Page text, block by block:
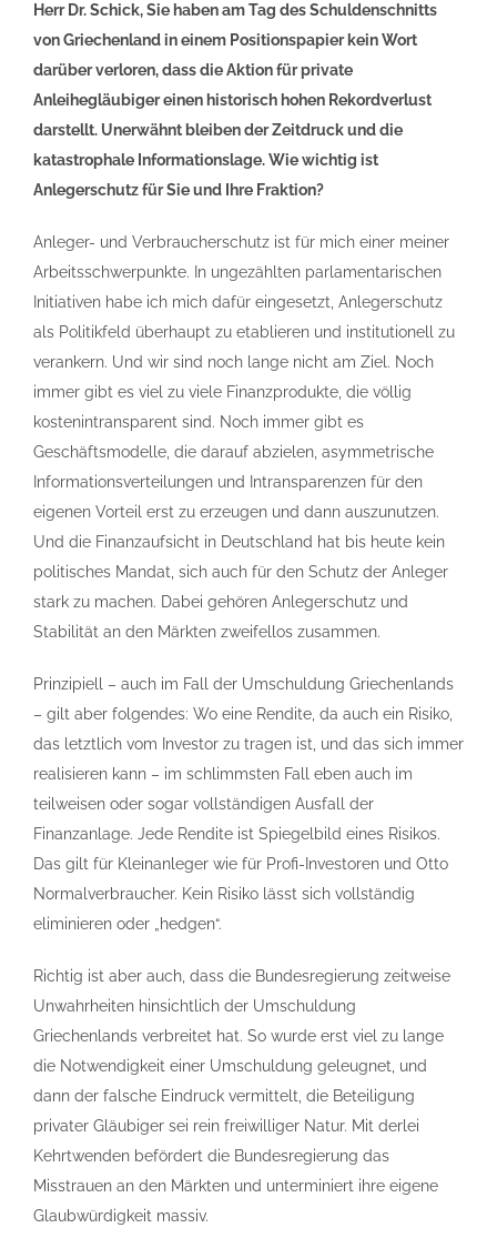
Herr Dr. Schick, Sie haben am Tag des Schuldenschnitts
von Griechenland in einem Positionspapier kein Wort
darüber verloren, dass die Aktion für private
Anleihegläubiger einen historisch hohen Rekordverlust
darstellt. Unerwähnt bleiben der Zeitdruck und die
katastrophale Informationslage. Wie wichtig ist
Anlegerschutz für Sie und Ihre Fraktion?
Anleger- und Verbraucherschutz ist für mich einer meiner
Arbeitsschwerpunkte. In ungezählten parlamentarischen
Initiativen habe ich mich dafür eingesetzt, Anlegerschutz
als Politikfeld überhaupt zu etablieren und institutionell zu
verankern. Und wir sind noch lange nicht am Ziel. Noch
immer gibt es viel zu viele Finanzprodukte, die völlig
kostenintransparent sind. Noch immer gibt es
Geschäftsmodelle, die darauf abzielen, asymmetrische
Informationsverteilungen und Intransparenzen für den
eigenen Vorteil erst zu erzeugen und dann auszunutzen.
Und die Finanzaufsicht in Deutschland hat bis heute kein
politisches Mandat, sich auch für den Schutz der Anleger
stark zu machen. Dabei gehören Anlegerschutz und
Stabilität an den Märkten zweifellos zusammen.
Prinzipiell – auch im Fall der Umschuldung Griechenlands
– gilt aber folgendes: Wo eine Rendite, da auch ein Risiko,
das letztlich vom Investor zu tragen ist, und das sich immer
realisieren kann – im schlimmsten Fall eben auch im
teilweisen oder sogar vollständigen Ausfall der
Finanzanlage. Jede Rendite ist Spiegelbild eines Risikos.
Das gilt für Kleinanleger wie für Profi-Investoren und Otto
Normalverbraucher. Kein Risiko lässt sich vollständig
eliminieren oder „hedgen“.
Richtig ist aber auch, dass die Bundesregierung zeitweise
Unwahrheiten hinsichtlich der Umschuldung
Griechenlands verbreitet hat. So wurde erst viel zu lange
die Notwendigkeit einer Umschuldung geleugnet, und
dann der falsche Eindruck vermittelt, die Beteiligung
privater Gläubiger sei rein freiwilliger Natur. Mit derlei
Kehrtwenden befördert die Bundesregierung das
Misstrauen an den Märkten und unterminiert ihre eigene
Glaubwürdigkeit massiv.